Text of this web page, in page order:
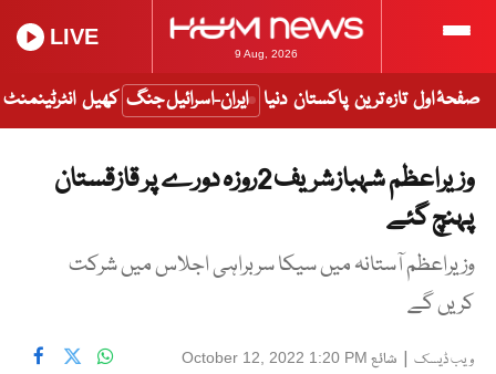
9 Aug, 2026
LIVE
صفحۂ اول تازہ ترین پاکستان دنیا ایران-اسرائیل جنگ کھیل انٹرٹینمنٹ
وزیراعظم شہبازشریف 2روزہ دورے پر قازقستان
پہنچ گئے
وزیراعظم آستانہ میں سیکا سربراہی اجلاس میں شرکت
کریں گے
ویب ڈیسک | شائع October 12, 2022 1:20 PM